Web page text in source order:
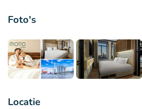
Foto's
Locatie